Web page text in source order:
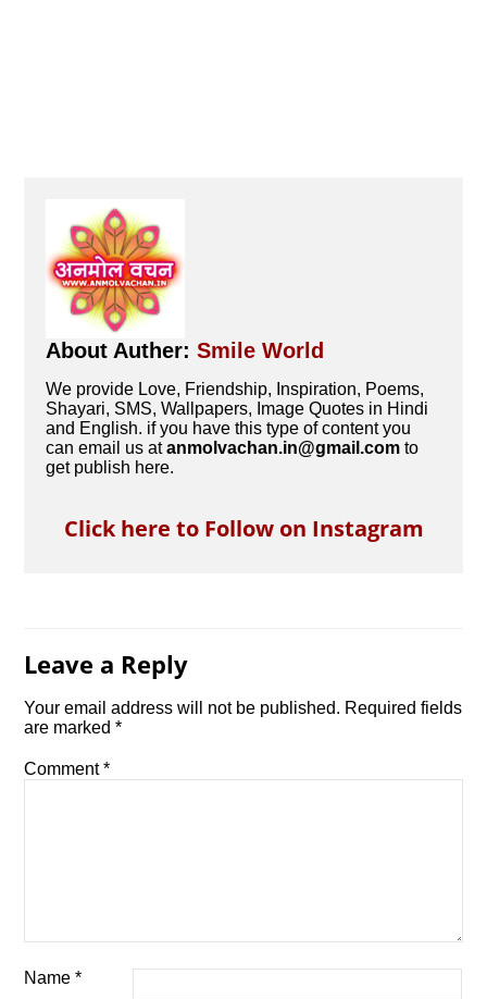
About Auther:Smile World
We provide Love, Friendship, Inspiration, Poems,
Shayari, SMS, Wallpapers, Image Quotes in Hindi
and English. if you have this type of content you
can email us atanmolvachan.in@gmail.com to
get publish here.
Click here to Follow on Instagram
Leave a Reply
Your email address will not be published. Required fields
are marked*
Comment*
Name*